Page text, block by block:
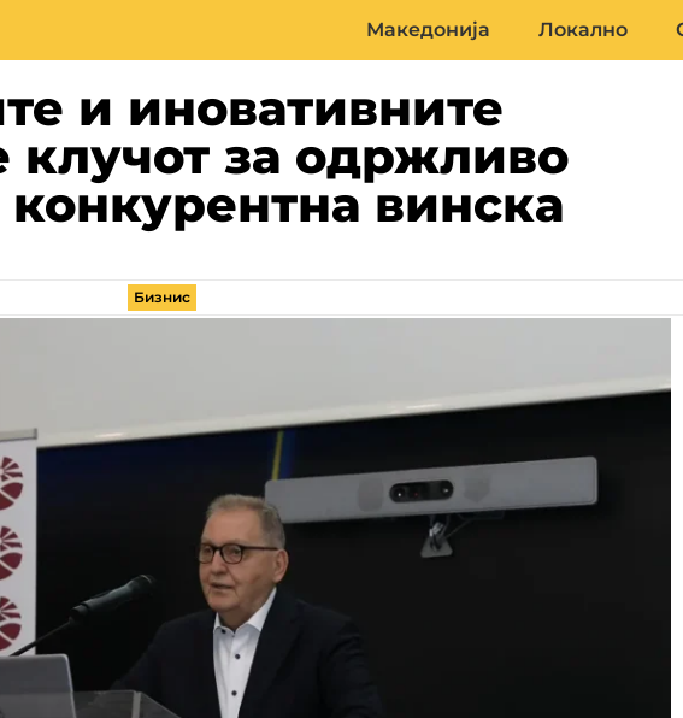
Македонија Локално
и иновативните
клучот за одржливо
конкурентна винска
Бизнис